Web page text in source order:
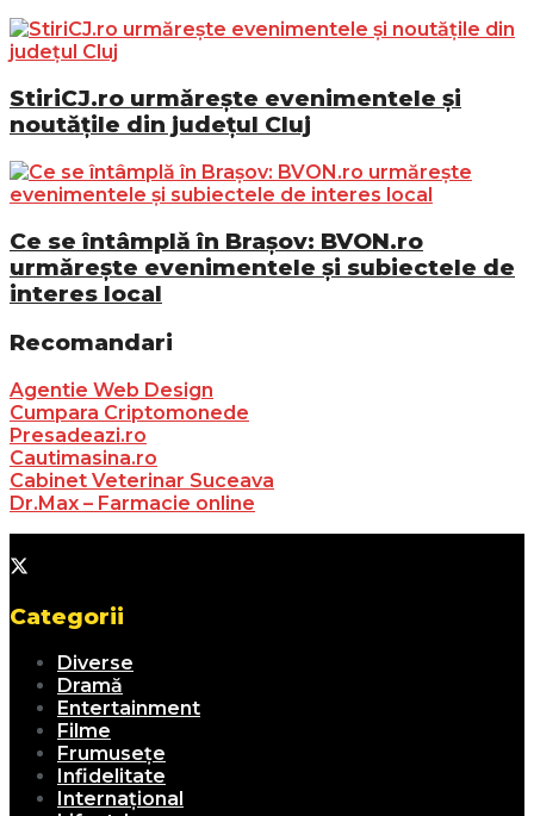
StiriCJ.ro urmărește evenimentele și
noutățile din județul Cluj
Ce se întâmplă în Brașov: BVON.ro
urmărește evenimentele și subiectele de
interes local
Recomandari
Agentie Web Design
Cumpara Criptomonede
Presadeazi.ro
Cautimasina.ro
Cabinet Veterinar Suceava
Dr.Max – Farmacie online
Categorii
Diverse
Dramă
Entertainment
Filme
Frumusețe
Infidelitate
Internațional